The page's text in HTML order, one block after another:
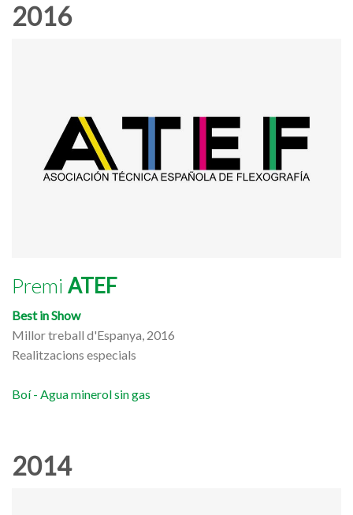
2016
Premi ATEF
Best in Show
Millor treball d'Espanya, 2016
Realitzacions especials
Boí - Agua minerol sin gas
2014